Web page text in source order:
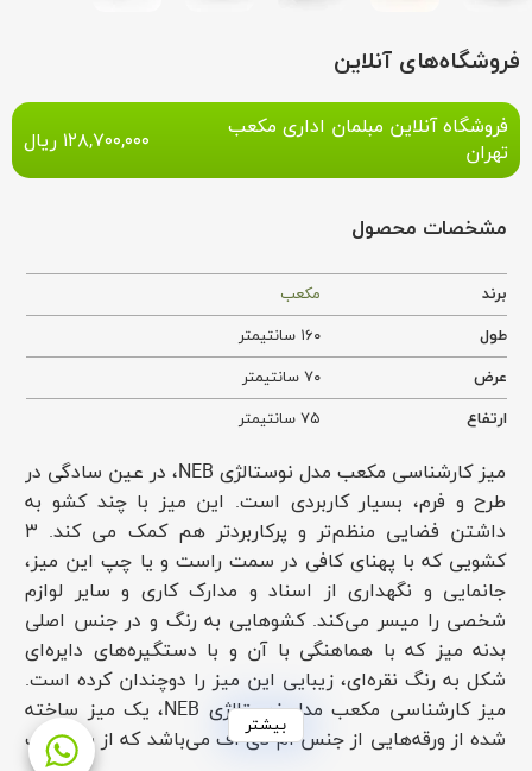
فروشگاه‌های آنلاین
فروشگاه آنلاین مبلمان اداری مکعب
تهران
۱۲۸,۷۰۰,۰۰۰ ریال
مشخصات محصول
برند
مکعب
طول
۱۶۰ سانتیمتر
عرض
۷۰ سانتیمتر
ارتفاع
۷۵ سانتیمتر
میز کارشناسی مکعب مدل نوستالژی NEB، در عین سادگی در
طرح و فرم، بسیار کاربردی است. این میز با چند کشو به
داشتن فضایی منظم‌تر و پرکاربردتر هم کمک می کند. ۳
کشویی که با پهنای کافی در سمت راست و یا چپ این میز،
جانمایی و نگهداری از اسناد و مدارک کاری و سایر لوازم
شخصی را میسر می‌کند. کشوهایی به رنگ و در جنس اصلی
بدنه میز که با هماهنگی با آن و با دستگیره‌های دایره‌ای
شکل به رنگ نقره‌ای، زیبایی این میز را دوچندان کرده است.
میز کارشناسی مکعب مدل نوستالژی NEB، یک میز ساخته
شده از ورقه‌هایی از جنس ام دی اف می‌باشد که از یک طرف
بیشتر